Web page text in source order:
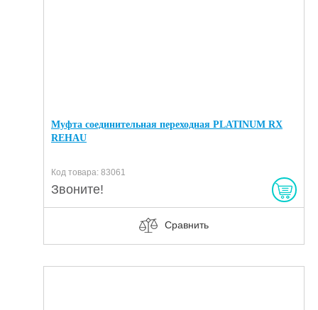
Муфта соединительная переходная PLATINUM RX
REHAU
Код товара: 83061
Звоните!
Сравнить